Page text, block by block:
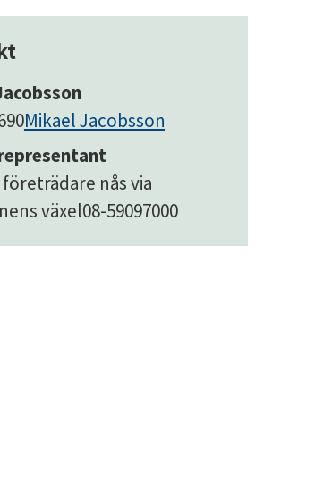
Mikael Jacobsson
företrädare nås via
växel08-59097000